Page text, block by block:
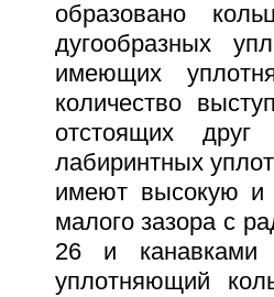
образовано
дугообразных
имеющих
количество
отстоящих
лабиринтных
имеют высокую и
малого зазора с
26 и
уплотняющий